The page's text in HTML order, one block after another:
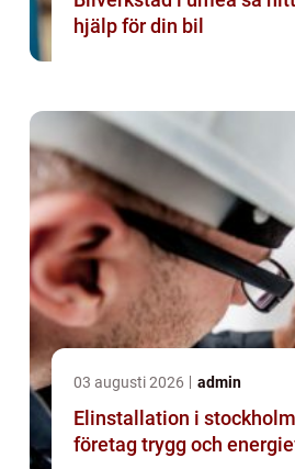
hjälp för din bil
03 augusti 2026 admin
Elinstallation i stockholm så skapar
företag trygg och